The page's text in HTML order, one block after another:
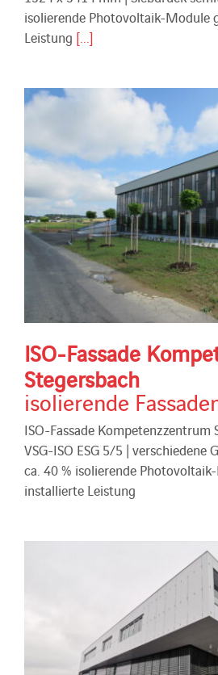
isolierende Photovoltaik-Module
Leistung [...]
ISO-Fassade
Stegersbach
isolierende
ISO-Fassade Kompetenzzentrum
VSG-ISO ESG 5/5 | verschiedene
ca. 40 % isolierende
installierte Leistung